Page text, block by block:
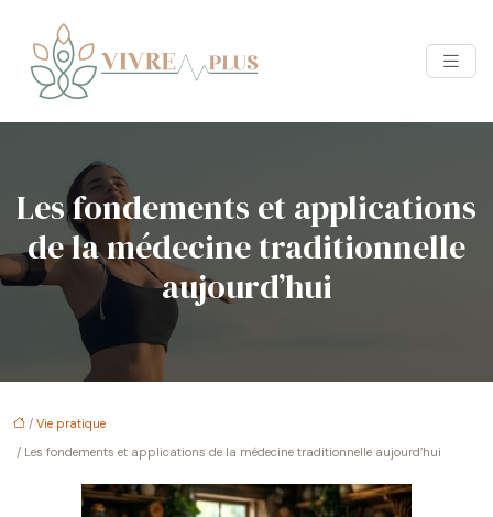
Les fondements et applications
de la médecine traditionnelle
aujourd’hui
/ Vie pratique
/ Les fondements et applications de la médecine traditionnelle aujourd’hui